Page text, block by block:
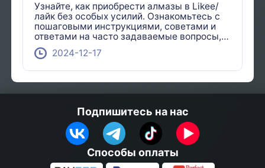
Узнайте, как приобрести алмазы в Likee/
лайк без особых усилий. Ознакомьтесь с
пошаговыми инструкциями, советами и
ответами на часто задаваемые вопросы,
чтобы упростить процесс покупки.
2024-12-17
Подпишитесь на нас
Способы оплаты